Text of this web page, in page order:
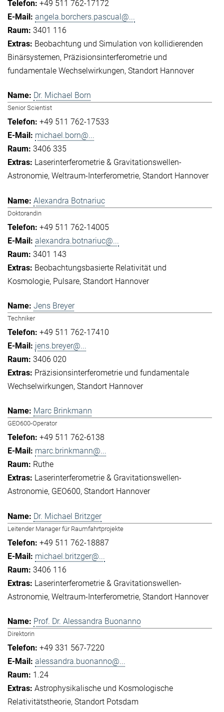
+49 511 762-17172
angela.borchers.pascual@...
3401 116
Beobachtung und Simulation von kollidierenden
Binärsystemen Präzisionsinterferometrie und
fundamentale Wechselwirkungen Standort Hannover
Dr. Michael Born
Senior Scientist
+49 511 762-17533
michael.born@...
3406 335
Laserinterferometrie & Gravitationswellen-
Astronomie Weltraum-Interferometrie Standort Hannover
Alexandra Botnariuc
Doktorandin
+49 511 762-14005
alexandra.botnariuc@...
3401 143
Beobachtungsbasierte Relativität und
Kosmologie Pulsare Standort Hannover
Jens Breyer
Techniker
+49 511 762-17410
jens.breyer@...
3406 020
Präzisionsinterferometrie und fundamentale
Wechselwirkungen Standort Hannover
Marc Brinkmann
GEO600-Operator
+49 511 762-6138
marc.brinkmann@...
Ruthe
Laserinterferometrie & Gravitationswellen-
Astronomie GEO600 Standort Hannover
Dr. Michael Britzger
Leitender Manager für Raumfahrtprojekte
+49 511 762-18887
michael.britzger@...
3406 116
Laserinterferometrie & Gravitationswellen-
Astronomie Weltraum-Interferometrie Standort Hannover
Prof. Dr. Alessandra Buonanno
Direktorin
+49 331 567-7220
alessandra.buonanno@...
1.24
Astrophysikalische und Kosmologische
Relativitätstheorie Standort Potsdam